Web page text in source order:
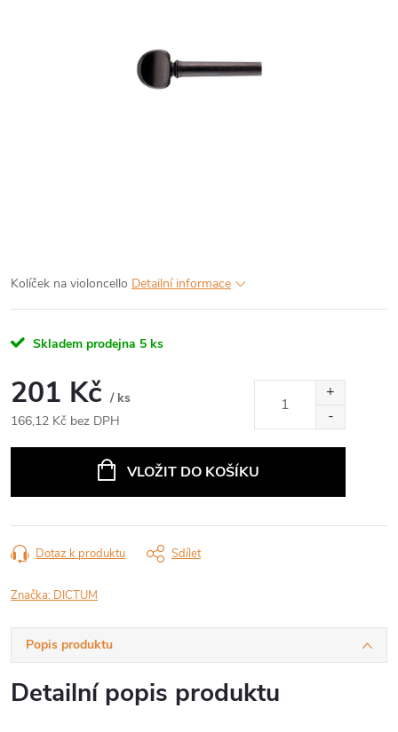
Kolíček na violoncello Detailní informace
Skladem prodejna 5 ks
201 Kč / ks
166,12 Kč bez DPH
VLOŽIT DO KOŠÍKU
Dotaz k produktu Sdílet
Značka: DICTUM
Popis produktu
Detailní popis produktu